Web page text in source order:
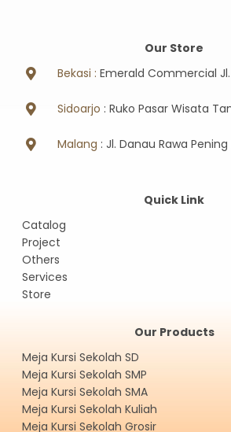
Our Store
Bekasi : Emerald Commercial Jl.
Sidoarjo : Ruko Pasar Wisata
Malang : Jl. Danau Rawa
Quick Link
Catalog
Project
Others
Services
Store
Our Products
Meja Kursi Sekolah SD
Meja Kursi Sekolah SMP
Meja Kursi Sekolah SMA
Meja Kursi Sekolah Kuliah
Meja Kursi Sekolah Grosir